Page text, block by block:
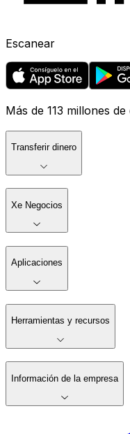
Escanear
Más de 113 millones
Transferir dinero
Xe Negocios
Aplicaciones
Herramientas y recursos
Información de la empresa